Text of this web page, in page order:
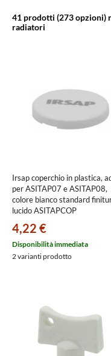
41 prodotti (273 opzioni)
radiatori
Irsap coperchio in plastica,
per ASITAP07 e ASITAP08,
colore bianco standard
lucido ASITAPCOP
4,22 €
Disponibilità immediata
2 varianti prodotto